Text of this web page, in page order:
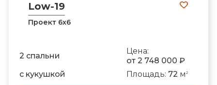
Low-19
Проект 6х6
2 спальни
Цена:
от 2 748 000 ₽
с кукушкой
Площадь: 72 м 2